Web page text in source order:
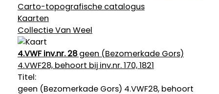
Carto-topografische catalogus
Kaarten
Collectie Van Weel
4.VWF inv.nr. 28geen (Bezomerkade Gors)
4.VWF28, behoort bij inv.nr. 170, 1821
Titel:
geen (Bezomerkade Gors) 4.VWF28, behoort